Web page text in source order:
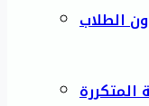
الطلاب
المتكررة